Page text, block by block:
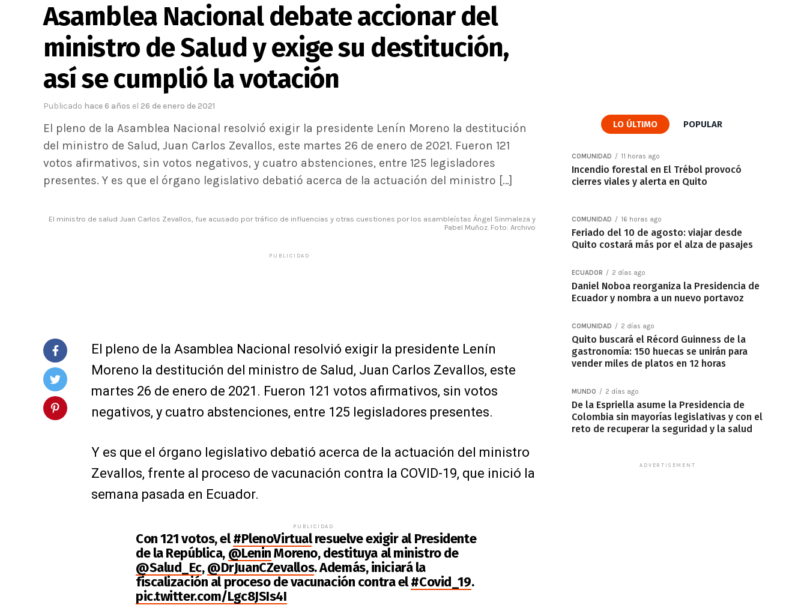
Asamblea Nacional debate accionar del
ministro de Salud y exige su destitución,
así se cumplió la votación
Publicado hace 6 años el 26 de enero de 2021
El pleno de la Asamblea Nacional resolvió exigir la presidente Lenín Moreno la destitución
del ministro de Salud, Juan Carlos Zevallos, este martes 26 de enero de 2021. Fueron 121
votos afirmativos, sin votos negativos, y cuatro abstenciones, entre 125 legisladores
presentes. Y es que el órgano legislativo debatió acerca de la actuación del ministro […]
El ministro de salud Juan Carlos Zevallos, fue acusado por tráfico de influencias y otras cuestiones por los asambleístas Ángel Sinmaleza y
Pabel Muñoz. Foto: Archivo
PUBLICIDAD
El pleno de la Asamblea Nacional resolvió exigir la presidente Lenín
Moreno la destitución del ministro de Salud, Juan Carlos Zevallos, este
martes 26 de enero de 2021. Fueron 121 votos afirmativos, sin votos
negativos, y cuatro abstenciones, entre 125 legisladores presentes.
Y es que el órgano legislativo debatió acerca de la actuación del ministro
Zevallos, frente al proceso de vacunación contra la COVID-19, que inició la
semana pasada en Ecuador.
PUBLICIDAD
Con 121 votos, el#PlenoVirtualresuelve exigir al Presidente
de la República, @LeninMoreno, destituya al ministro de
@Salud_Ec,@DrJuanCZevallos. Además, iniciará la
fiscalización al proceso de vacunación contra el#Covid_19.
pic.twitter.com/Lgc8JSIs4I
LO ÚLTIMO POPULAR
COMUNIDAD 11 horas ago
Incendio forestal en El Trébol provocó
cierres viales y alerta en Quito
COMUNIDAD 16 horas ago
Feriado del 10 de agosto: viajar desde
Quito costará más por el alza de pasajes
ECUADOR 2 días ago
Daniel Noboa reorganiza la Presidencia de
Ecuador y nombra a un nuevo portavoz
COMUNIDAD 2 días ago
Quito buscará el Récord Guinness de la
gastronomía: 150 huecas se unirán para
vender miles de platos en 12 horas
MUNDO 2 días ago
De la Espriella asume la Presidencia de
Colombia sin mayorías legislativas y con el
reto de recuperar la seguridad y la salud
ADVERTISEMENT